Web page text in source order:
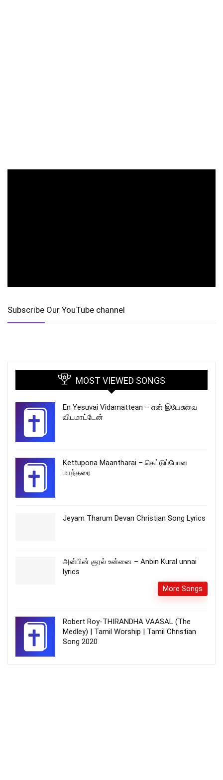
Subscribe Our YouTube channel
MOST VIEWED SONGS
En Yesuvai Vidamattean – என் இயேசுவை
விடமாட்டேன்
Kettupona Maantharai – கெட்டுப்போன
மாந்தரை
Jeyam Tharum Devan Christian Song Lyrics
அன்பின் குரல் உன்னை – Anbin Kural unnai
lyrics
More Songs
Robert Roy-THIRANDHA VAASAL (The
Medley) | Tamil Worship | Tamil Christian
Song 2020